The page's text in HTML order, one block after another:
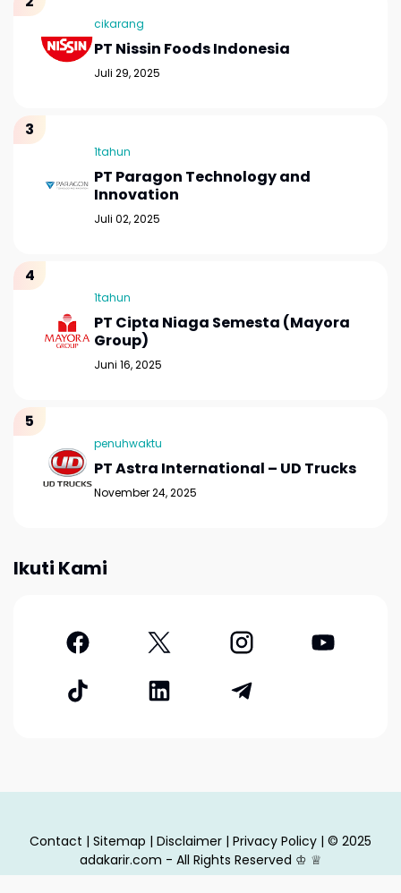
cikarang
PT Nissin Foods Indonesia
Juli 29, 2025
1tahun
PT Paragon Technology and
Innovation
Juli 02, 2025
1tahun
PT Cipta Niaga Semesta (Mayora
Group)
Juni 16, 2025
penuhwaktu
PT Astra International – UD Trucks
November 24, 2025
Ikuti Kami
Contact | Sitemap | Disclaimer | Privacy Policy | © 2025
adakarir.com - All Rights Reserved ♔ ♕